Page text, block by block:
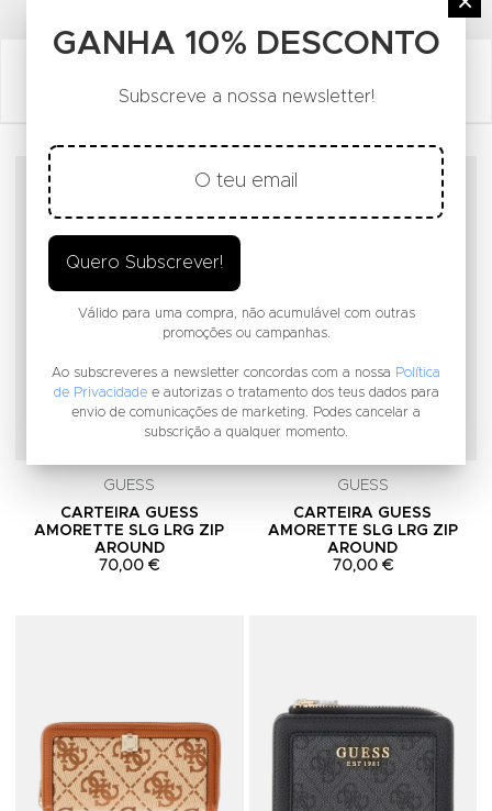
Adicionar aos Favoritos
GUESS
CARTEIRA GUESS
AMORETTE SLG LRG ZIP
AROUND
70,00 €
GUESS
CARTEIRA GUESS
AMORETTE SLG LRG ZIP
AROUND
70,00 €
Quero Subscrever!
promoções ou campanhas.
Ao subscreveres a newsletter concordas com a nossaPolítica
de Privacidadee autorizas o tratamento dos teus dados para
subscrição a qualquer momento.